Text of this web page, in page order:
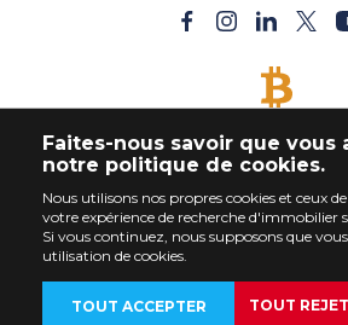
Acheter Immobilier en
Faites-nous savoir que vous
notre politique de cookies.
Nous utilisons nos propres cookies et ceux
votre expérience de recherche d'immobilier
Si vous continuez, nous supposons que vous
utilisation de cookies.
TOUT ACCEPTER TOUT